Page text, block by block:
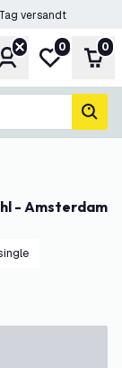
versandt
KontoMeine
0 0